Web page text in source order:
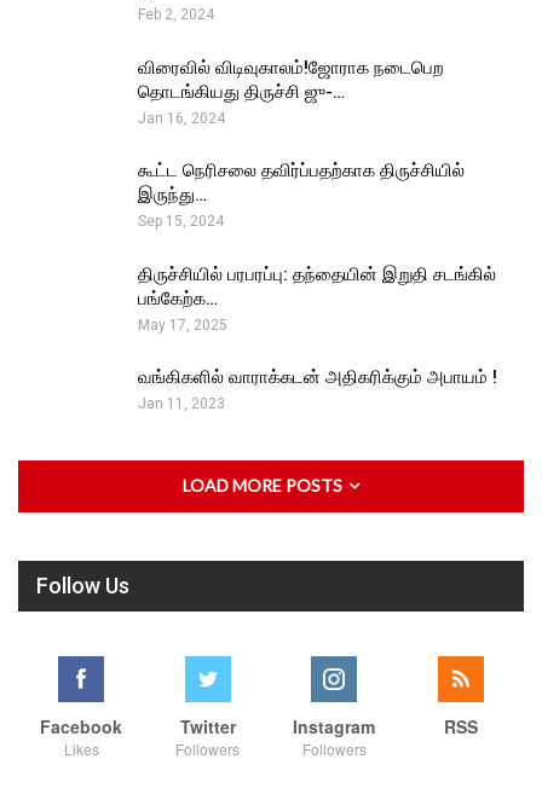
Feb 2, 2024
விரைவில் விடிவுகாலம்!ஜோராக நடைபெற
தொடங்கியது திருச்சி ஜு-…
Jan 16, 2024
கூட்ட நெரிசலை தவிர்ப்பதற்காக திருச்சியில்
இருந்து…
Sep 15, 2024
திருச்சியில் பரபரப்பு: தந்தையின் இறுதி சடங்கில்
பங்கேற்க…
May 17, 2025
வங்கிகளில் வாராக்கடன் அதிகரிக்கும் அபாயம் !
Jan 11, 2023
LOAD MORE POSTS
Follow Us
Facebook
Likes
Twitter
Followers
Instagram
Followers
RSS